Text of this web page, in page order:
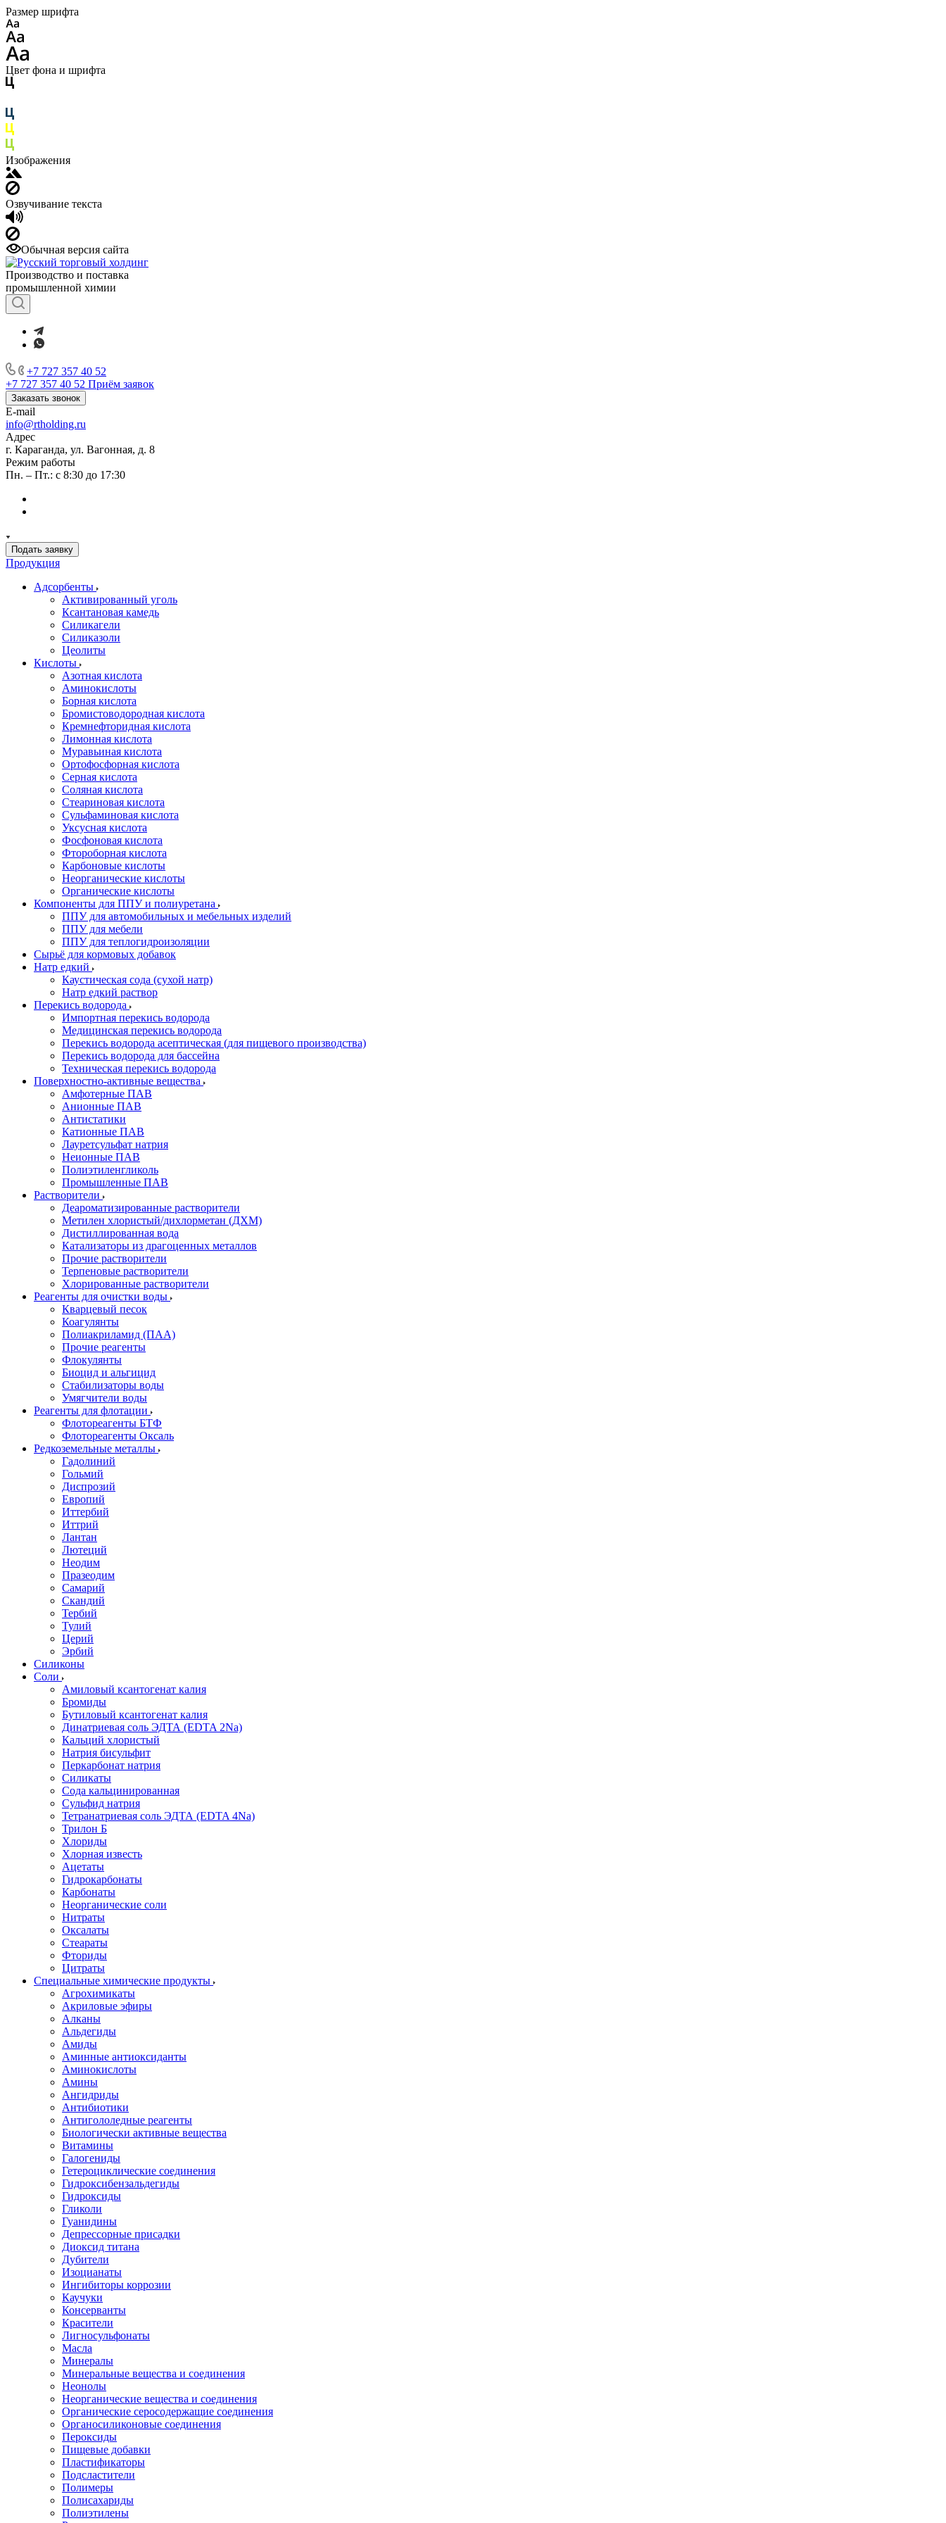
Размер шрифта
Цвет фона и шрифта
Изображения
Озвучивание текста
Обычная версия сайта
Производство и поставка
промышленной химии
+7 727 357 40 52
+7 727 357 40 52 Приём заявок
Заказать звонок
E-mail
info@rtholding.ru
Адрес
г. Караганда, ул. Вагонная, д. 8
Режим работы
Пн. – Пт.: с 8:30 до 17:30
Подать заявку
Продукция
Адсорбенты
Активированный уголь
Ксантановая камедь
Силикагели
Силиказоли
Цеолиты
Кислоты
Азотная кислота
Аминокислоты
Борная кислота
Бромистоводородная кислота
Кремнефторидная кислота
Лимонная кислота
Муравьиная кислота
Ортофосфорная кислота
Серная кислота
Соляная кислота
Стеариновая кислота
Сульфаминовая кислота
Уксусная кислота
Фосфоновая кислота
Фтороборная кислота
Карбоновые кислоты
Неорганические кислоты
Органические кислоты
Компоненты для ППУ и полиуретана
ППУ для автомобильных и мебельных изделий
ППУ для мебели
ППУ для теплогидроизоляции
Сырьё для кормовых добавок
Натр едкий
Каустическая сода (сухой натр)
Натр едкий раствор
Перекись водорода
Импортная перекись водорода
Медицинская перекись водорода
Перекись водорода асептическая (для пищевого производства)
Перекись водорода для бассейна
Техническая перекись водорода
Поверхностно-активные вещества
Амфотерные ПАВ
Анионные ПАВ
Антистатики
Катионные ПАВ
Лауретсульфат натрия
Неионные ПАВ
Полиэтиленгликоль
Промышленные ПАВ
Растворители
Деароматизированные растворители
Метилен хлористый/дихлорметан (ДХМ)
Дистиллированная вода
Катализаторы из драгоценных металлов
Прочие растворители
Терпеновые растворители
Хлорированные растворители
Реагенты для очистки воды
Кварцевый песок
Коагулянты
Полиакриламид (ПАА)
Прочие реагенты
Флокулянты
Биоцид и альгицид
Стабилизаторы воды
Умягчители воды
Реагенты для флотации
Флотореагенты БТФ
Флотореагенты Оксаль
Редкоземельные металлы
Гадолиний
Гольмий
Диспрозий
Европий
Иттербий
Иттрий
Лантан
Лютеций
Неодим
Празеодим
Самарий
Скандий
Тербий
Тулий
Церий
Эрбий
Силиконы
Соли
Амиловый ксантогенат калия
Бромиды
Бутиловый ксантогенат калия
Динатриевая соль ЭДТА (EDTA 2Na)
Кальций хлористый
Натрия бисульфит
Перкарбонат натрия
Силикаты
Сода кальцинированная
Сульфид натрия
Тетранатриевая соль ЭДТА (EDTA 4Na)
Трилон Б
Хлориды
Хлорная известь
Ацетаты
Гидрокарбонаты
Карбонаты
Неорганические соли
Нитраты
Оксалаты
Стеараты
Фториды
Цитраты
Специальные химические продукты
Агрохимикаты
Акриловые эфиры
Алканы
Альдегиды
Амиды
Аминные антиоксиданты
Аминокислоты
Амины
Ангидриды
Антибиотики
Антигололедные реагенты
Биологически активные вещества
Витамины
Галогениды
Гетероциклические соединения
Гидроксибензальдегиды
Гидроксиды
Гликоли
Гуанидины
Депрессорные присадки
Диоксид титана
Дубители
Изоцианаты
Ингибиторы коррозии
Каучуки
Консерванты
Красители
Лигносульфонаты
Масла
Минералы
Минеральные вещества и соединения
Неонолы
Неорганические вещества и соединения
Органические серосодержащие соединения
Органосиликоновые соединения
Пероксиды
Пищевые добавки
Пластификаторы
Подсластители
Полимеры
Полисахариды
Полиэтилены